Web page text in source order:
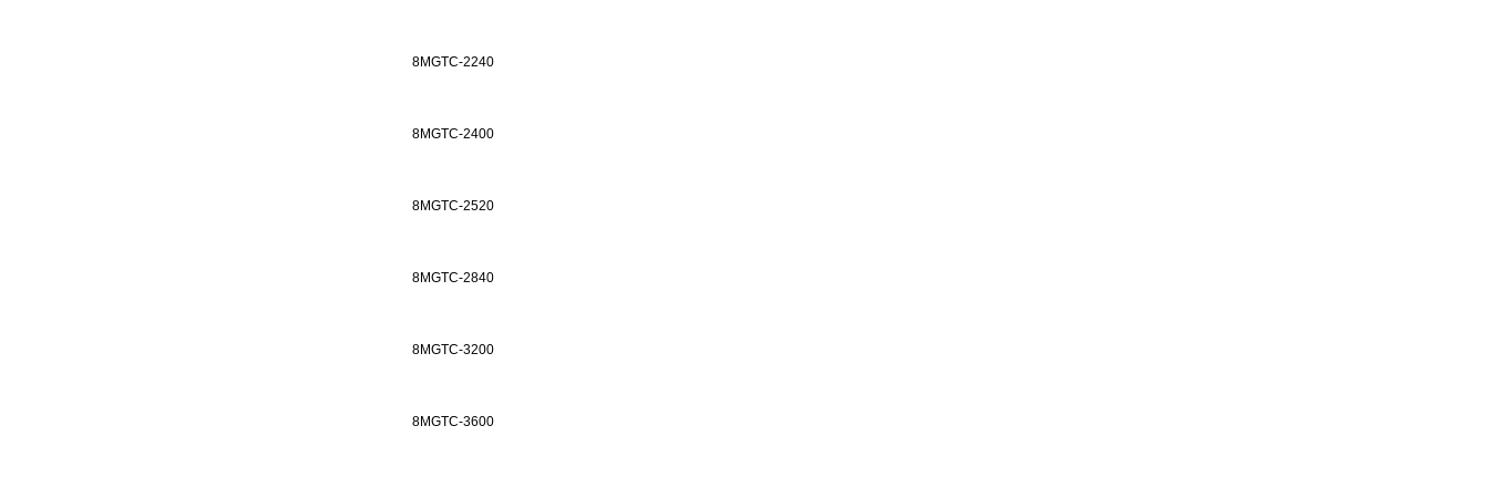
8MGTC-2240
8MGTC-2400
8MGTC-2520
8MGTC-2840
8MGTC-3200
8MGTC-3600